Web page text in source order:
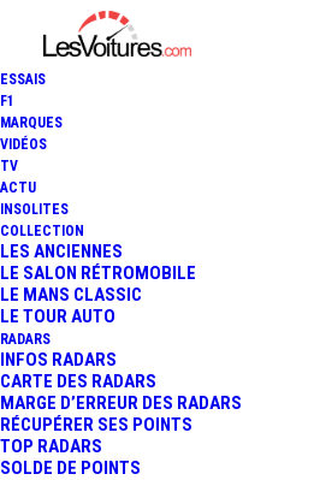
ESSAIS
F1
MARQUES
VIDÉOS
TV
ACTU
INSOLITES
COLLECTION
LES ANCIENNES
LE SALON RÉTROMOBILE
LE MANS CLASSIC
LE TOUR AUTO
RADARS
INFOS RADARS
CARTE DES RADARS
MARGE D’ERREUR DES RADARS
RÉCUPÉRER SES POINTS
TOP RADARS
SOLDE DE POINTS